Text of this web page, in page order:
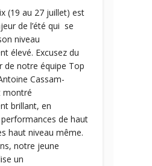
(19 au 27 juillet) est
de l’été qui se
niveau
élevé. Excusez du
de notre équipe Top
Cassam-
montré
brillant, en
de haut
haut niveau même.
notre jeune
un